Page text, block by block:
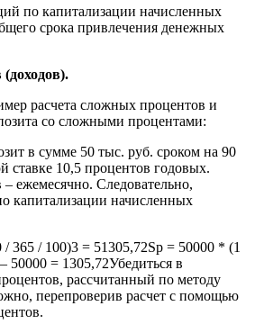
по капитализации начисленных
срока привлечения денежных
расчета сложных процентов и
со сложными процентами:
в сумме 50 тыс. руб. сроком на 90
ставке 10,5 процентов годовых.
ежемесячно. Следовательно,
капитализации начисленных
365 / 100)3 = 51305,72Sp = 50000 * (1
= 1305,72Убедиться в
рассчитанный по методу
перепроверив расчет с помощью